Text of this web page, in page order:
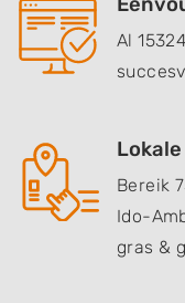
Al
Bereik
Ido-
gras &